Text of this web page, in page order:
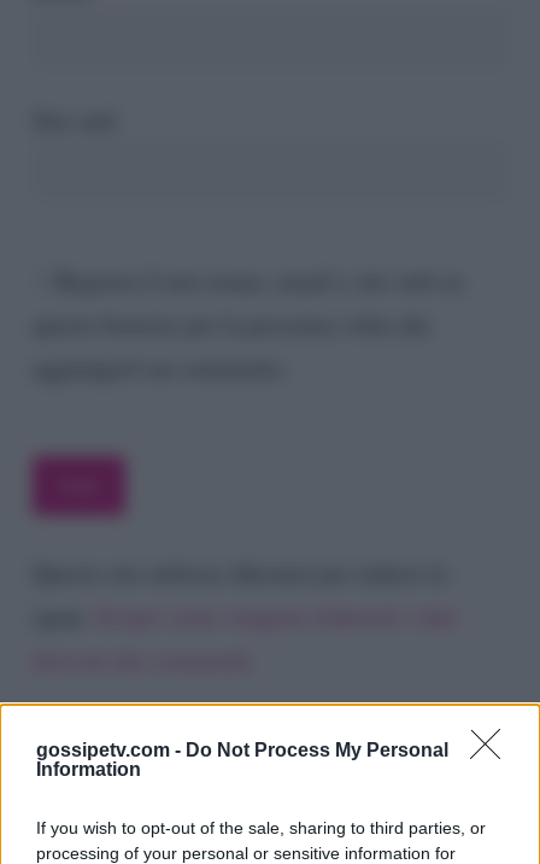
gossipetv.com - Do Not Process My Personal
Information
If you wish to opt-out of the sale, sharing to third parties, or
processing of your personal or sensitive information for